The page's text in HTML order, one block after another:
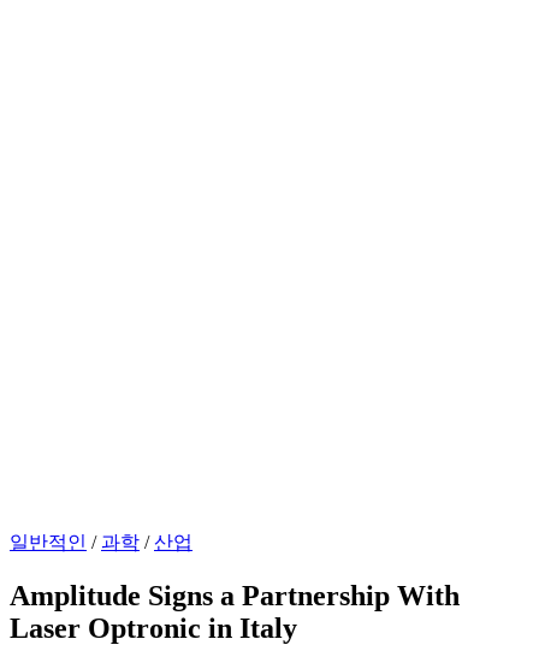
일반적인 /과학 /산업
Amplitude Signs a Partnership With
Laser Optronic in Italy